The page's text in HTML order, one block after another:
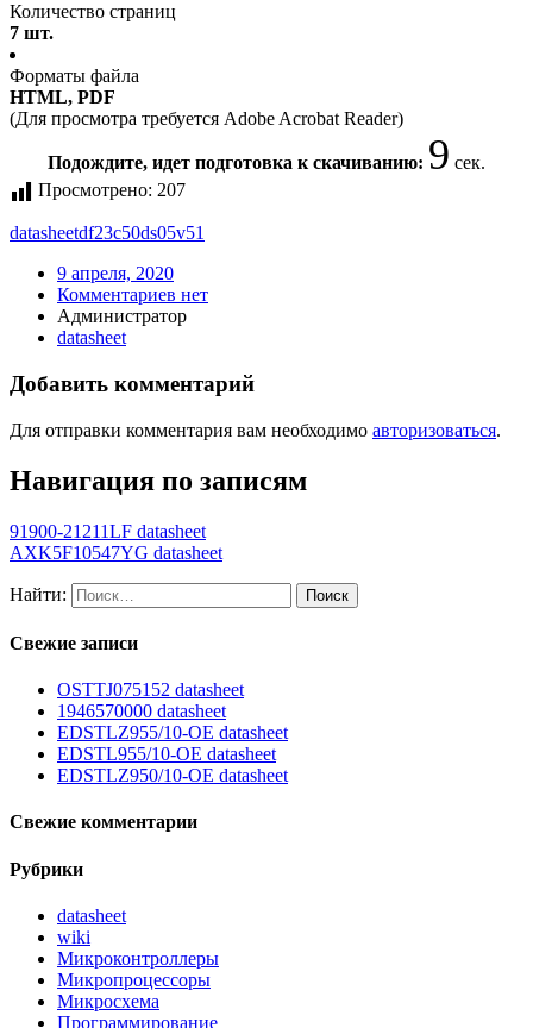
Количество страниц
7 шт.
Форматы файла
HTML, PDF
(Для просмотра требуется Adobe Acrobat Reader)
Подождите, идет подготовка к скачиванию: 8 сек.
Просмотрено: 207
datasheetdf23c50ds05v51
9 апреля, 2020
Комментариев нет
Администратор
datasheet
Добавить комментарий
Для отправки комментария вам необходимо авторизоваться.
Навигация по записям
91900-21211LF datasheet
AXK5F10547YG datasheet
Найти:
Свежие записи
OSTTJ075152 datasheet
1946570000 datasheet
EDSTLZ955/10-OE datasheet
EDSTL955/10-OE datasheet
EDSTLZ950/10-OE datasheet
Свежие комментарии
Рубрики
datasheet
wiki
Микроконтроллеры
Микропроцессоры
Микросхема
Программирование